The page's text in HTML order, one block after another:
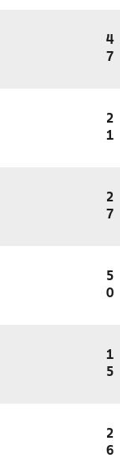
4
7
2
1
2
7
5
0
1
5
2
6